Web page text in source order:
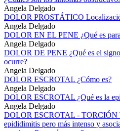
Angela Delgado
DOLOR PROSTÁTICO
Angela Delgado
DOLOR EN EL PENE ¿Qué es
Angela Delgado
DOLOR DE PENE ¿Qué es el
ocurre?
Angela Delgado
DOLOR ESCROTAL ¿Cómo es?
Angela Delgado
DOLOR ESCROTAL ¿Qué es la
Angela Delgado
DOLOR ESCROTAL - TORCIÓN
epididimitis pero más intenso y